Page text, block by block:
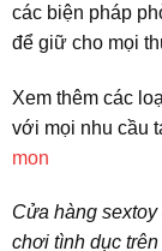
các biện pháp
để giữ cho mọi
Xem thêm các
với mọi nhu cầu
mon
Cửa hàng sextoy
chơi tình dục